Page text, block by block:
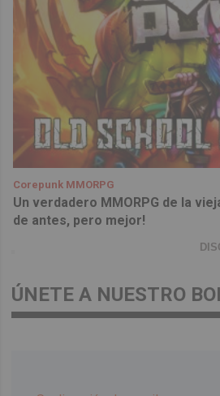
Corepunk MMORPG
Un verdadero MMORPG de la
de antes, pero mejor!
ÚNETE A NUESTRO